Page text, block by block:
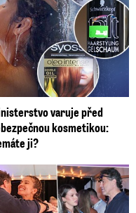
varuje před
kosmetikou:
ji?
s Dominikou, ale...